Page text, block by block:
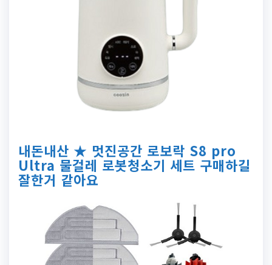
내돈내산 ★ 멋진공간 로보락 S8 pro
Ultra 물걸레 로봇청소기 세트 구매하길
잘한거 같아요